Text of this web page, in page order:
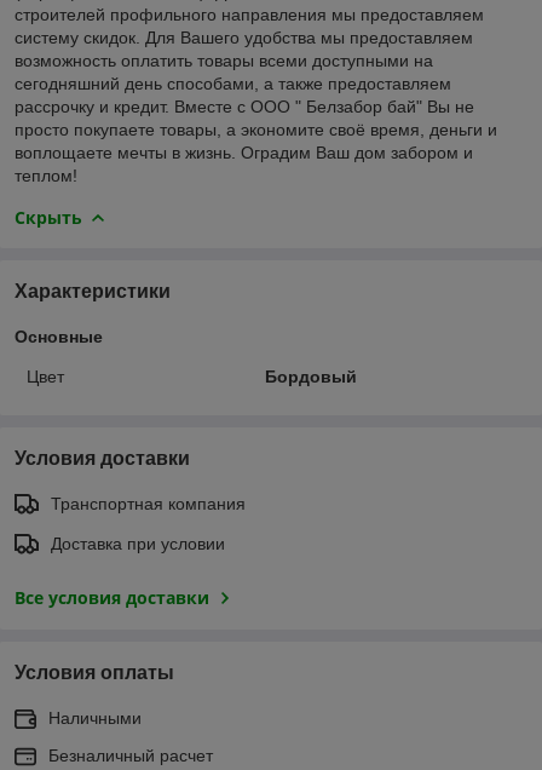
строителей профильного направления мы предоставляем
систему скидок. Для Вашего удобства мы предоставляем
возможность оплатить товары всеми доступными на
сегодняшний день способами, а также предоставляем
рассрочку и кредит. Вместе с ООО " Белзабор бай" Вы не
просто покупаете товары, а экономите своё время, деньги и
воплощаете мечты в жизнь. Оградим Ваш дом забором и
теплом!
Скрыть
Характеристики
Основные
Цвет Бордовый
Условия доставки
Транспортная компания
Доставка при условии
Все условия доставки
Условия оплаты
Наличными
Безналичный расчет